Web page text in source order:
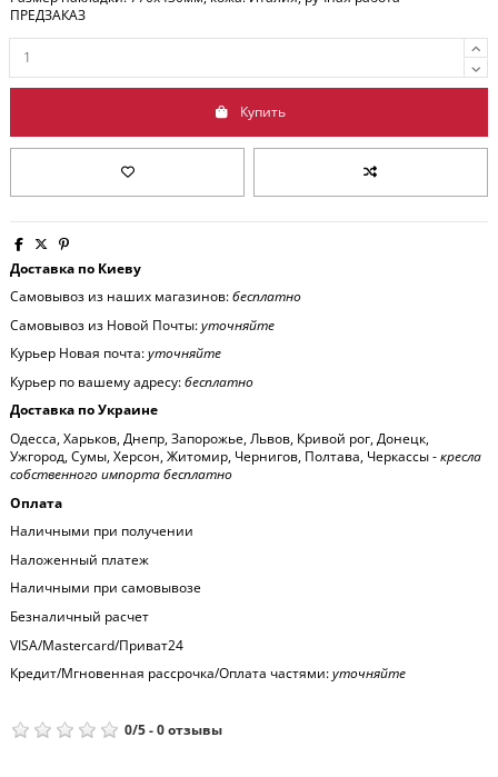
ПРЕДЗАКАЗ
Купить
Доставка по Киеву
Самовывоз из наших магазинов:бесплатно
Самовывоз из Новой Почты:уточняйте
Курьер Новая почта:уточняйте
Курьер по вашему адресу:бесплатно
Доставка по Украине
Одесса, Харьков, Днепр, Запорожье, Львов, Кривой рог, Донецк,
Ужгород, Сумы, Херсон, Житомир, Чернигов, Полтава, Черкассы -кресла
собственного импорта бесплатно
Оплата
Наличными при получении
Наложенный платеж
Наличными при самовывозе
Безналичный расчет
VISA/Mastercard/Приват24
Кредит/Мгновенная рассрочка/Оплата частями:уточняйте
0/5-0отзывы